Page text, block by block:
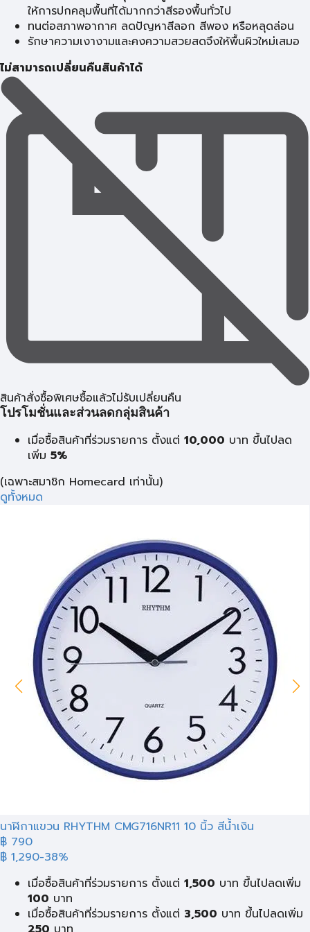
ให้การปกคลุมพื้นที่ได้มากกว่าสีรองพื้นทั่วไป
ทนต่อสภาพอากาศ ลดปัญหาสีลอก สีพอง หรือหลุดล่อน
รักษาความเงางามและคงความสวยสดจึงให้พื้นผิวใหม่เสมอ
ไม่สามารถเปลี่ยนคืนสินค้าได้
สินค้าสั่งซื้อพิเศษซื้อแล้วไม่รับเปลี่ยนคืน
โปรโมชั่นและส่วนลดกลุ่มสินค้า
เมื่อซื้อสินค้าที่ร่วมรายการ ตั้งแต่ 10,000 บาท ขึ้นไปลด
เพิ่ม 5%
(เฉพาะสมาชิก Homecard เท่านั้น)
ดูทั้งหมด
นาฬิกาแขวน RHYTHM CMG716NR11 10 นิ้ว สีน้ำเงิน
฿ 790
฿ 1,290-38%
เมื่อซื้อสินค้าที่ร่วมรายการ ตั้งแต่ 1,500 บาท ขึ้นไปลดเพิ่ม
100 บาท
เมื่อซื้อสินค้าที่ร่วมรายการ ตั้งแต่ 3,500 บาท ขึ้นไปลดเพิ่ม